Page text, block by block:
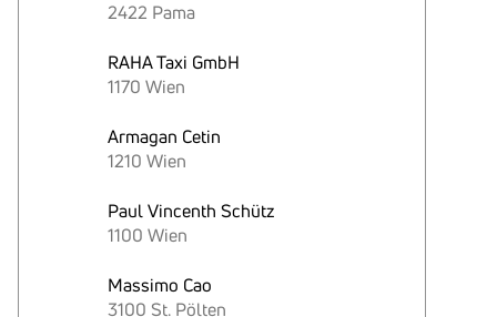
2422 Pama
RAHA Taxi GmbH
1170 Wien
Armagan Cetin
1210 Wien
Paul Vincenth Schütz
1100 Wien
Massimo Cao
3100 St. Pölten